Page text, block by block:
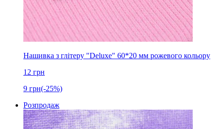
Нашивка з глітеру "Deluxe" 60*20 мм рожевого кольору
12 грн
9 грн(-25%)
Розпродаж